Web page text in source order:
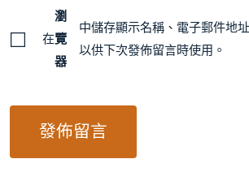
在
瀏
覽
器
中儲存顯示名稱、電子郵件地
以供下次發佈留言時使用。